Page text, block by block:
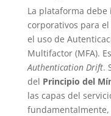
La plataforma debe
corporativos para
el uso de
Multifactor (MFA).
Authentication Drift.
del Principio del
las capas del
fundamentalmente,